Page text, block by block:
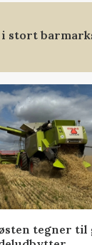
stort
tegner til